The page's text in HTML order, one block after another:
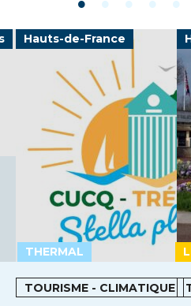
THERMAL
Hauts-de-France
TOURISME - CLIMATIQUE